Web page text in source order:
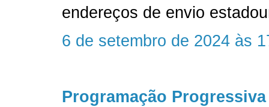
endereços de envio
6 de setembro de 2024 às
Programação Progressiva